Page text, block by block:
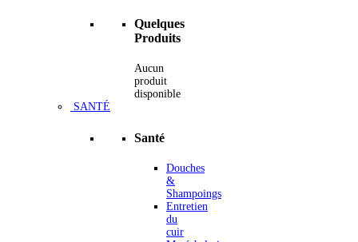
Quelques
Produits
Aucun
produit
disponible
SANTÉ
Santé
Douches
&
Shampoings
Entretien
du
cuir